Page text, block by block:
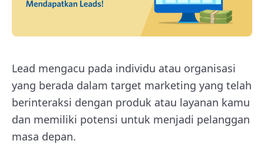
Lead mengacu pada individu atau organisasi
yang berada dalam target marketing yang telah
berinteraksi dengan produk atau layanan kamu
dan memiliki potensi untuk menjadi pelanggan
masa depan.